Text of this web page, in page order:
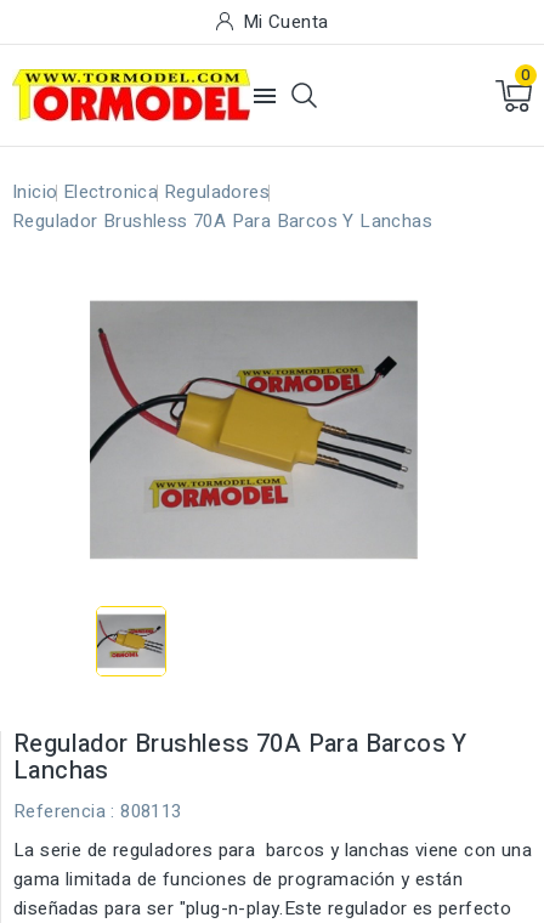
Mi Cuenta

0
Inicio Electronica Reguladores
Regulador Brushless 70A Para Barcos Y Lanchas
Regulador Brushless 70A Para Barcos Y
Lanchas
Referencia : 808113
La serie de reguladores para barcos y lanchas viene con una
gama limitada de funciones de programación y están
diseñadas para ser "plug-n-play.Este regulador es perfecto